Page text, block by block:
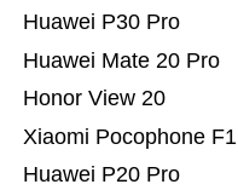
Huawei P20 Pro
Xiaomi Pocophone F1
Honor View 20
Huawei Mate 20 Pro
Huawei P30 Pro